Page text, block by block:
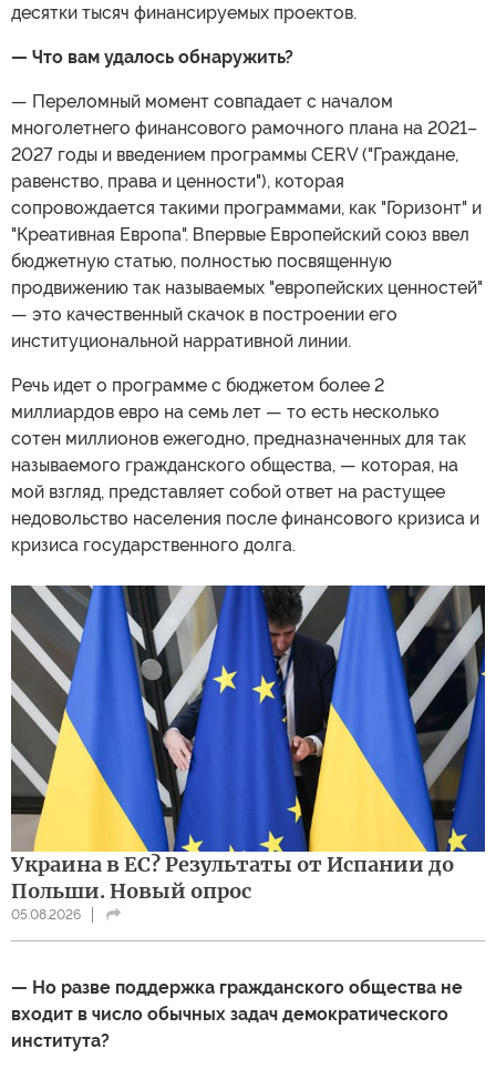
десятки тысяч финансируемых проектов.
— Что вам удалось обнаружить?
— Переломный момент совпадает с началом
многолетнего финансового рамочного плана на 2021–
2027 годы и введением программы CERV ("Граждане,
равенство, права и ценности"), которая
сопровождается такими программами, как "Горизонт" и
"Креативная Европа". Впервые Европейский союз ввел
бюджетную статью, полностью посвященную
продвижению так называемых "европейских ценностей"
— это качественный скачок в построении его
институциональной нарративной линии.
Речь идет о программе с бюджетом более 2
миллиардов евро на семь лет — то есть несколько
сотен миллионов ежегодно, предназначенных для так
называемого гражданского общества, — которая, на
мой взгляд, представляет собой ответ на растущее
недовольство населения после финансового кризиса и
кризиса государственного долга.
Украина в ЕС? Результаты от Испании до
Польши. Новый опрос
05.08.2026
— Но разве поддержка гражданского общества не
входит в число обычных задач демократического
института?